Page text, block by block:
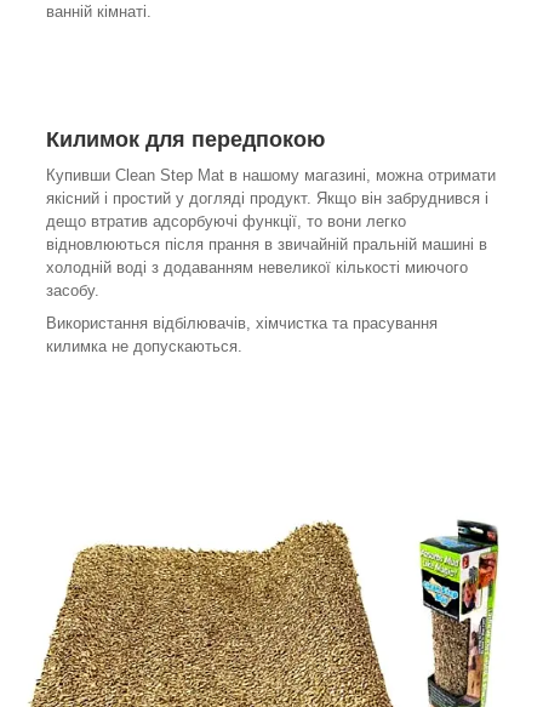
ванній кімнаті.
Килимок для передпокою
Купивши Clean Step Mat в нашому магазині, можна отримати
якісний і простий у догляді продукт. Якщо він забруднився і
дещо втратив адсорбуючі функції, то вони легко
відновлюються після прання в звичайній пральній машині в
холодній воді з додаванням невеликої кількості миючого
засобу.
Використання відбілювачів, хімчистка та прасування
килимка не допускаються.